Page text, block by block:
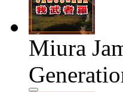
Miura